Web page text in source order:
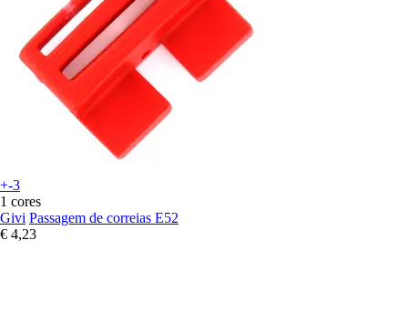
+-3
1 cores
Givi Passagem de correias E52
€ 4,23